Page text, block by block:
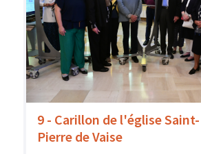
9 - Carillon de l'église Saint-
Pierre de Vaise